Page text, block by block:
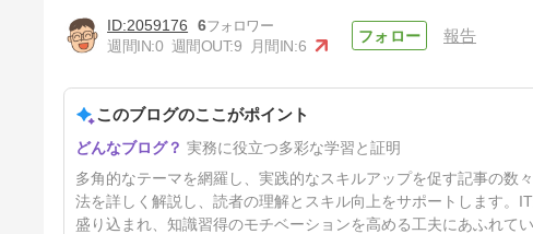
マーケティングの代表的な種類
や流行りの手法、プロセスを徹
9ヶ月前
2059176
6
週間IN:0 週間OUT:9 月間IN:6
報告
このブログのここがポイント
実務に役立つ多彩な学習と証明
多角的なテーマを網羅し、実践的なスキルアップを促す記事の数
法を詳しく解説し、読者の理解とスキル向上をサポートします。
盛り込まれ、知識習得のモチベーションを高める工夫にあふれてい